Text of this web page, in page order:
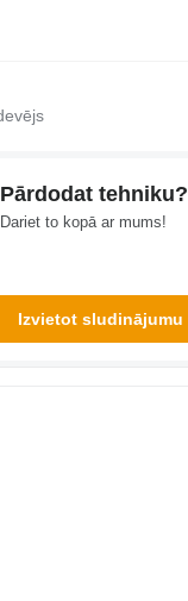
Pārdodat tehniku?
Dariet to kopā ar mums!
Izvietot sludinājumu